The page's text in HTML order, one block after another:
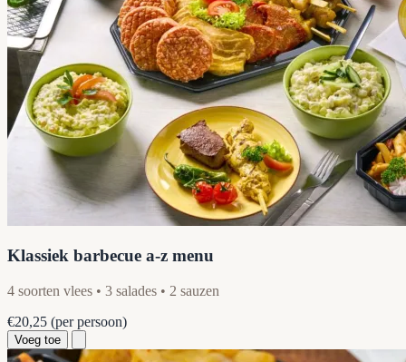
Klassiek barbecue a-z menu
4 soorten vlees • 3 salades • 2 sauzen
€20,25 (per persoon)
Voeg toe